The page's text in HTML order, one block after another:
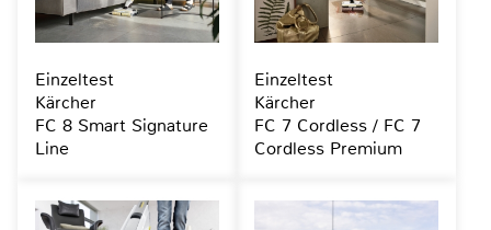
Einzeltest
Kärcher
FC 8 Smart Signature
Line
Einzeltest
Kärcher
FC 7 Cordless / FC 7
Cordless Premium